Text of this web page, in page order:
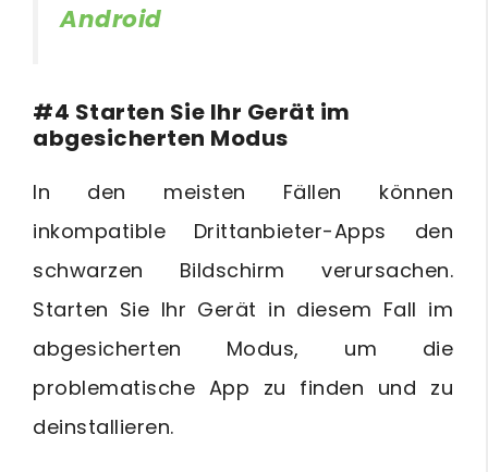
Android
#4 Starten Sie Ihr Gerät im
abgesicherten Modus
In den meisten Fällen können
inkompatible Drittanbieter-Apps den
schwarzen Bildschirm verursachen.
Starten Sie Ihr Gerät in diesem Fall im
abgesicherten Modus, um die
problematische App zu finden und zu
deinstallieren.